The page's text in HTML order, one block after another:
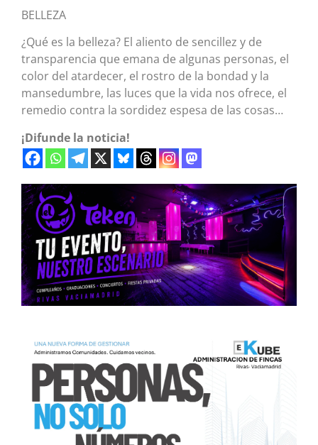
BELLEZA
¿Qué es la belleza? El aliento de sencillez y de
transparencia que emana de algunas personas, el
color del atardecer, el rostro de la bondad y la
mansedumbre, las luces que la vida nos ofrece, el
remedio contra la sordidez espesa de las cosas…
¡Difunde la noticia!